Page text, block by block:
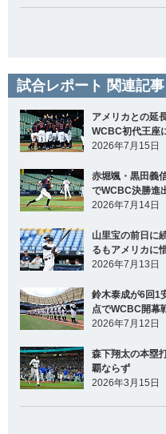
試合レポート 関連記事
アメリカとの延
WCBC初代王座
2026年7月15日
赤堀颯・黒田義
でWCBC決勝進
2026年7月14日
山里宝の前日に
るもアメリカに
2026年7月13日
鈴木泰成が6回1
点でWCBC開幕
2026年7月12日
森下翔太の本塁
覇ならず
2026年3月15日